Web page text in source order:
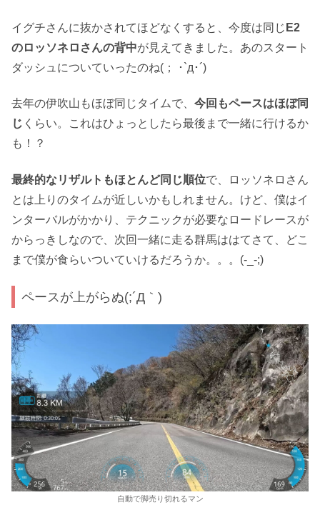
イグチさんに抜かされてほどなくすると、今度は同じ E2
のロッソネロさんの背中が見えてきました。あのスタート
ダッシュについていったのね(； ･`д･´)
去年の伊吹山もほぼ同じタイムで、 今回もペースはほぼ同
じ くらい。これはひょっとしたら最後まで一緒に行けるか
も！？
最終的なリザルトもほとんど同じ順位で、ロッソネロさん
とは上りのタイムが近しいかもしれません。けど、僕はイ
ンターバルがかかり、テクニックが必要なロードレースが
からっきしなので、次回一緒に走る群馬ははてさて、どこ
まで僕が食らいついていけるだろうか。。。(-_-;)
ペースが上がらぬ(;´Д｀)
自動で脚売り切れるマン